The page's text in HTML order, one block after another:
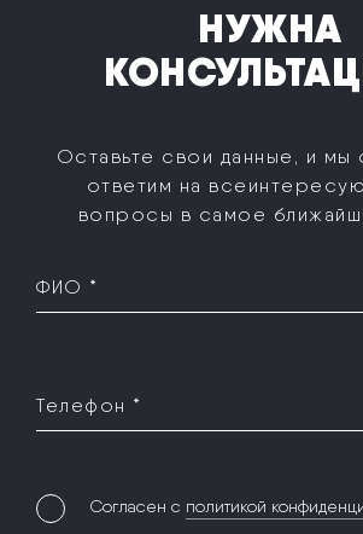
НУЖНА
Оставьте свои данные, и мы
ответим на все
вопросы в самое
ФИО *
Телефон *
Согласен с политикой